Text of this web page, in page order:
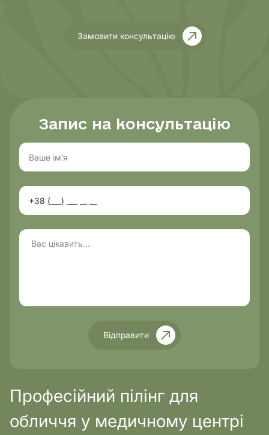
Замовити консультацію
Запис на консультацію
Відправити
Професійний пілінг для
обличчя у медичному центрі